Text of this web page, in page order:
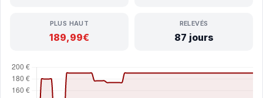
PLUS HAUT
189,99€
RELEVÉS
87 jours